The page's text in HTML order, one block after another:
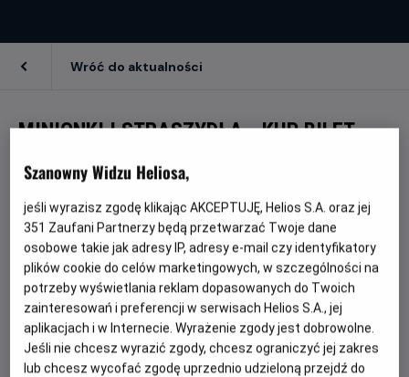
MINIONKI I STRASZYDŁA - KUP BILET
Wróć do aktualności
Przygotuj się na pełną humoru podróż do
Hollywood w towarzystwie najbardziej
zwariowanych bohaterów animacji!
Szanowny Widzu Heliosa,
jeśli wyrazisz zgodę klikając AKCEPTUJĘ, Helios S.A. oraz jej
351 Zaufani Partnerzy będą przetwarzać Twoje dane
osobowe takie jak adresy IP, adresy e-mail czy identyfikatory
plików cookie do celów marketingowych, w szczególności na
potrzeby wyświetlania reklam dopasowanych do Twoich
zainteresowań i preferencji w serwisach Helios S.A., jej
aplikacjach i w Internecie. Wyrażenie zgody jest dobrowolne.
Jeśli nie chcesz wyrazić zgody, chcesz ograniczyć jej zakres
lub chcesz wycofać zgodę uprzednio udzieloną przejdź do